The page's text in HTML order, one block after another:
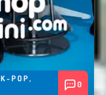
K-POP,
0